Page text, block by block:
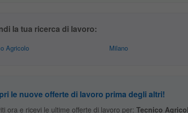
la tua ricerca di lavoro:
Agricolo Milano
le nuove offerte di lavoro prima degli altri!
ora e ricevi le ultime offerte di lavoro per: Tecnico